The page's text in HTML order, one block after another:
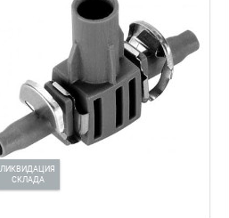
ЛИКВИДАЦИЯ
СКЛАДА